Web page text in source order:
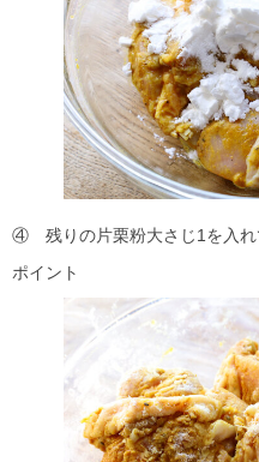
④ 残りの片栗粉大さじ1を入れ
ポイント